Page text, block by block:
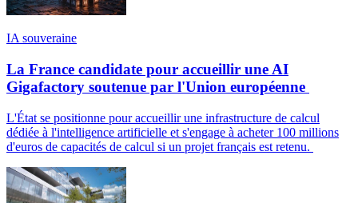
IA souveraine
La France candidate pour accueillir une AI
Gigafactory soutenue par l'Union européenne
L'État se positionne pour accueillir une infrastructure de calcul
dédiée à l'intelligence artificielle et s'engage à acheter 100 millions
d'euros de capacités de calcul si un projet français est retenu.